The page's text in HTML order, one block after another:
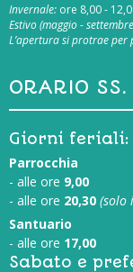
Invernale: ore 8,00 -
Estivo (maggio -
L’apertura si protrae
ORARIO SS.
Giorni feriali:
Parrocchia
- alle ore 9,00
- alle ore 20,30 (solo
Santuario
- alle ore 17,00
Sabato e